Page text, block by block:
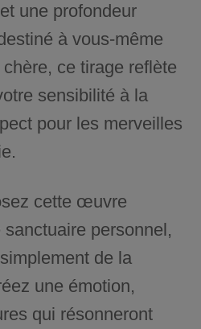
une profondeur
à vous-même
ce tirage reflète
sensibilité à la
pour les merveilles
cette œuvre
personnel,
de la
une émotion,
qui résonneront